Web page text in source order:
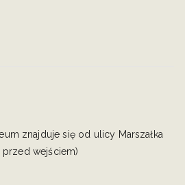
znajduje się od ulicy Marszałka
przed wejściem)